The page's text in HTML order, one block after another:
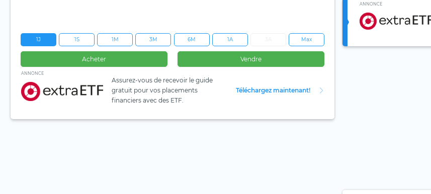
1J 1S 1M 3M 6M 1A Max
Acheter Vendre
ANNONCE
Assurez-vous de recevoir le guide
gratuit pour vos placements
financiers avec des ETF.
Téléchargez maintenant!
ANNONCE